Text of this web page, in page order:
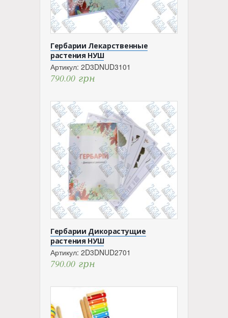
Гербарии Лекарственные
растения НУШ
Артикул: 2D3DNUD3101
790.00 грн
Гербарии Дикорастущие
растения НУШ
Артикул: 2D3DNUD2701
790.00 грн